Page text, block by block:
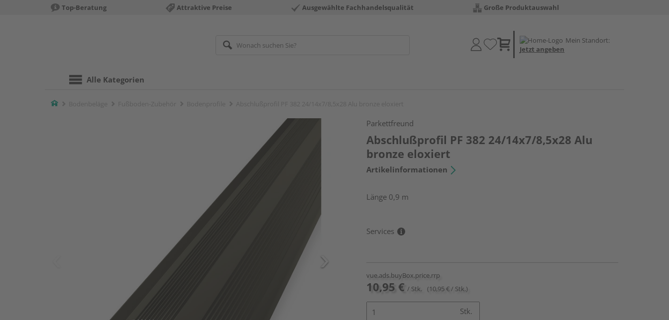
Top-Beratung Attraktive Preise Ausgewählte Fachhandelsqualität Große Produktauswahl
Mein Standort:
Jetzt angeben
Alle Kategorien
Home
Parkettfreund
Abschlußprofil PF 382 24/14x7/8,5x28 Alu
bronze eloxiert
Artikelinformationen
Länge 0,9 m
Services
vue.ads.buyBox.price.rrp
10,95 € / Stk. (10,95 € / Stk.)
Stk.